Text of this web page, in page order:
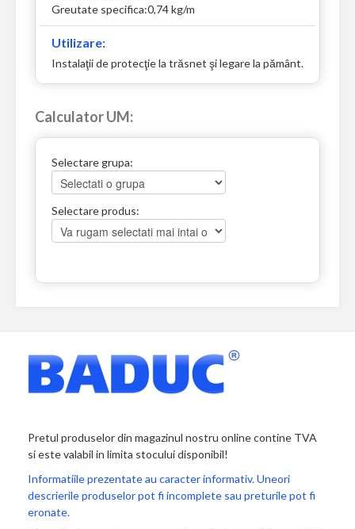
Greutate specifica:0,74 kg/m
Utilizare:
Instalaţii de protecţie la trăsnet şi legare la pământ.
Calculator UM:
Selectare grupa:
Selectare produs:
Pretul produselor din magazinul nostru online contine TVA
si este valabil in limita stocului disponibil!
Informatiile prezentate au caracter informativ. Uneori
descrierile produselor pot fi incomplete sau preturile pot fi
eronate.